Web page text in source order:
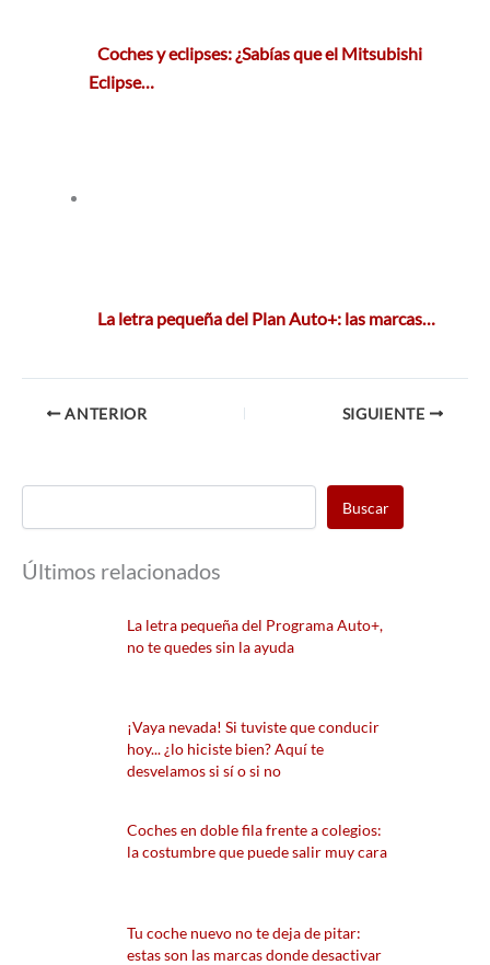
Coches y eclipses: ¿Sabías que el Mitsubishi
Eclipse…
La letra pequeña del Plan Auto+: las marcas…
ANTERIOR SIGUIENTE
Buscar
Últimos relacionados
La letra pequeña del Programa Auto+,
no te quedes sin la ayuda
¡Vaya nevada! Si tuviste que conducir
hoy... ¿lo hiciste bien? Aquí te
desvelamos si sí o si no
Coches en doble fila frente a colegios:
la costumbre que puede salir muy cara
Tu coche nuevo no te deja de pitar:
estas son las marcas donde desactivar